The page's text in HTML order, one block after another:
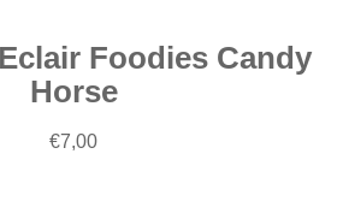
Foodies Candy
Horse
€7,00
Aggiungi